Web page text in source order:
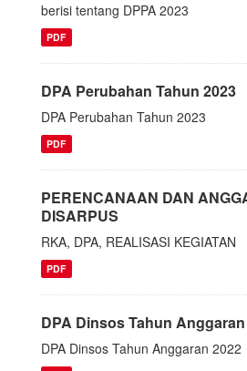
berisi tentang DPPA 2023
PDF
DPA Perubahan Tahun 2023
DPA Perubahan Tahun 2023
PDF
PERENCANAAN DAN
DISARPUS
RKA, DPA, REALISASI KEGIATAN
PDF
DPA Dinsos Tahun
DPA Dinsos Tahun Anggaran 2022